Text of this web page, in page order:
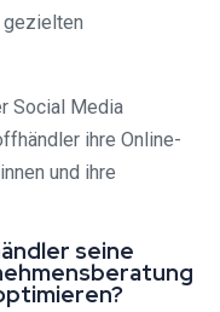
gezielten
Social Media
ihre Online-
und ihre
seine